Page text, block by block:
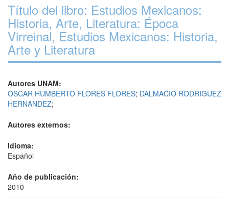
Título del libro: Estudios Mexicanos:
Historia, Arte, Literatura: Época
Virreinal, Estudios Mexicanos: Historia,
Arte y Literatura
Autores UNAM:
OSCAR HUMBERTO FLORES FLORES; DALMACIO RODRIGUEZ
HERNANDEZ;
Autores externos:
Idioma:
Español
Año de publicación:
2010